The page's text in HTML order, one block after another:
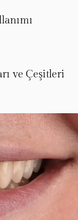
ve Çeşitleri